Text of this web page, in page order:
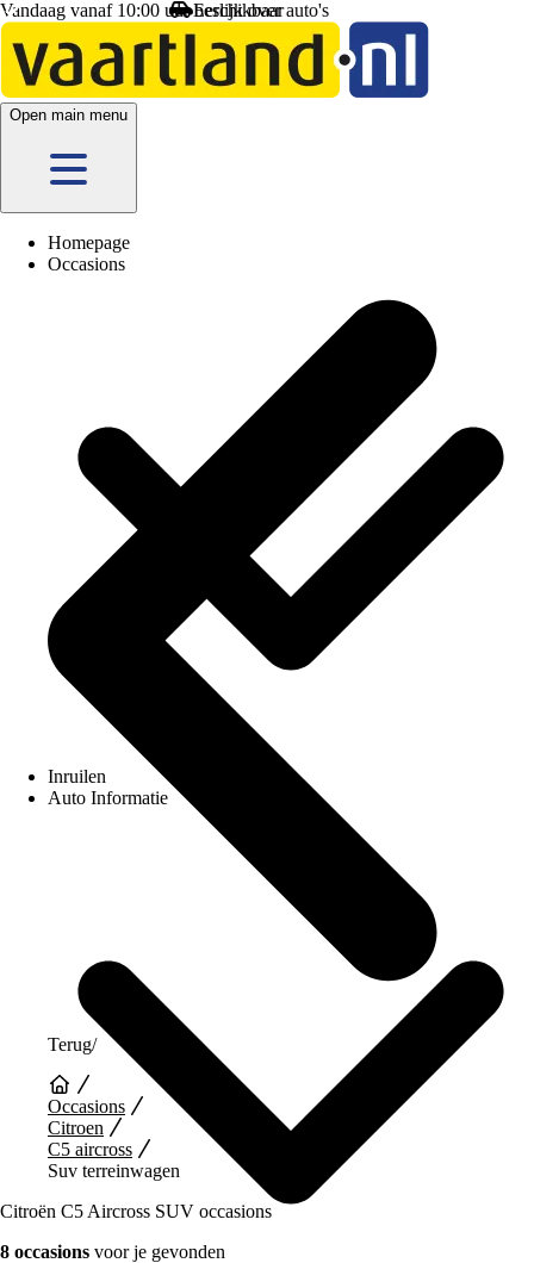
Vandaag vanaf 10:00 uur beschikbaar
Open main menu
Homepage
Occasions
Inruilen
Auto Informatie
Terug/
Occasions
Citroen
C5 aircross
Suv terreinwagen
Citroën C5 Aircross SUV occasions
8 occasions voor je gevonden